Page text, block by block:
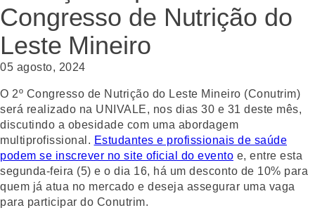
Congresso de Nutrição do
Leste Mineiro
05 agosto, 2024
O 2º Congresso de Nutrição do Leste Mineiro (Conutrim)
será realizado na UNIVALE, nos dias 30 e 31 deste mês,
discutindo a obesidade com uma abordagem
multiprofissional. Estudantes e profissionais de saúde
podem se inscrever no site oficial do evento e, entre esta
segunda-feira (5) e o dia 16, há um desconto de 10% para
quem já atua no mercado e deseja assegurar uma vaga
para participar do Conutrim.